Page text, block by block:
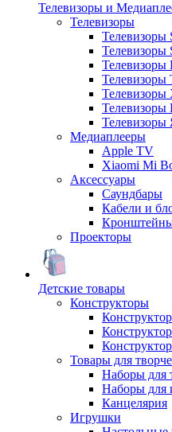
Телевизоры и
Телевизоры
Телевизоры
Телевизоры
Телевизоры
Телевизоры
Телевизоры
Телевизоры
Телевизоры
Медиаплееры
Apple TV
Xiaomi Mi
Аксессуары
Саундбары
Кабели и
Проекторы
Детские товары
Конструкторы
Товары для
Наборы для
Наборы для
Канцелярия
Игрушки